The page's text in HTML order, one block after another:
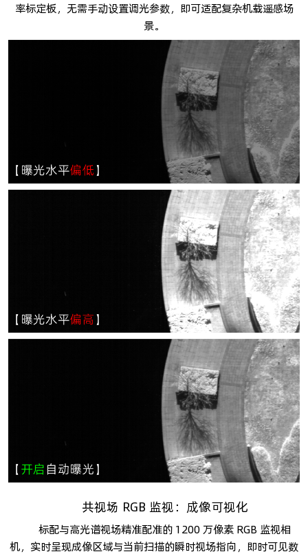
率标定板，无需手动设置调光参数，即可适配复杂机载遥感场
景。
共视场 RGB 监视：成像可视化
标配与高光谱视场精准配准的 1200 万像素 RGB 监视相
机，实时呈现成像区域与当前扫描的瞬时视场指向，即时可见数